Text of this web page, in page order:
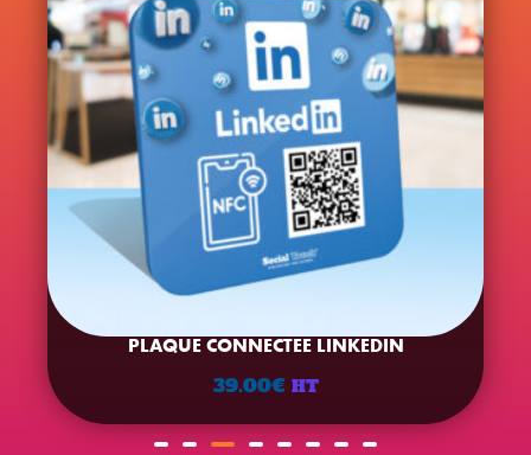
PLAQUE CONNECTEE LINKEDIN
39.00€ HT